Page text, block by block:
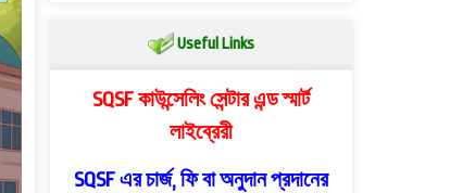
Useful Links
SQSF কাউন্সেলিং সেন্টার এন্ড স্মার্ট
লাইব্রেরী
SQSF এর চার্জ, ফি বা অনুদান প্রদানের